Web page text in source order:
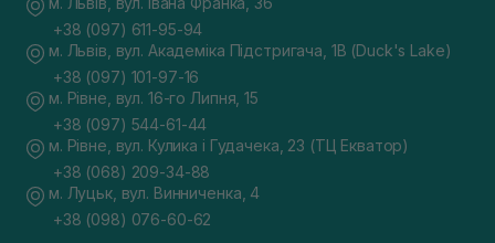
+38 (097) 611-95-94
м. Львів, вул. Академіка Підстригача, 1В (Duck's Lake)
+38 (097) 101-97-16
м. Рівне, вул. 16-го Липня, 15
+38 (097) 544-61-44
м. Рівне, вул. Кулика і Гудачека, 23 (ТЦ Екватор)
+38 (068) 209-34-88
м. Луцьк, вул. Винниченка, 4
+38 (098) 076-60-62